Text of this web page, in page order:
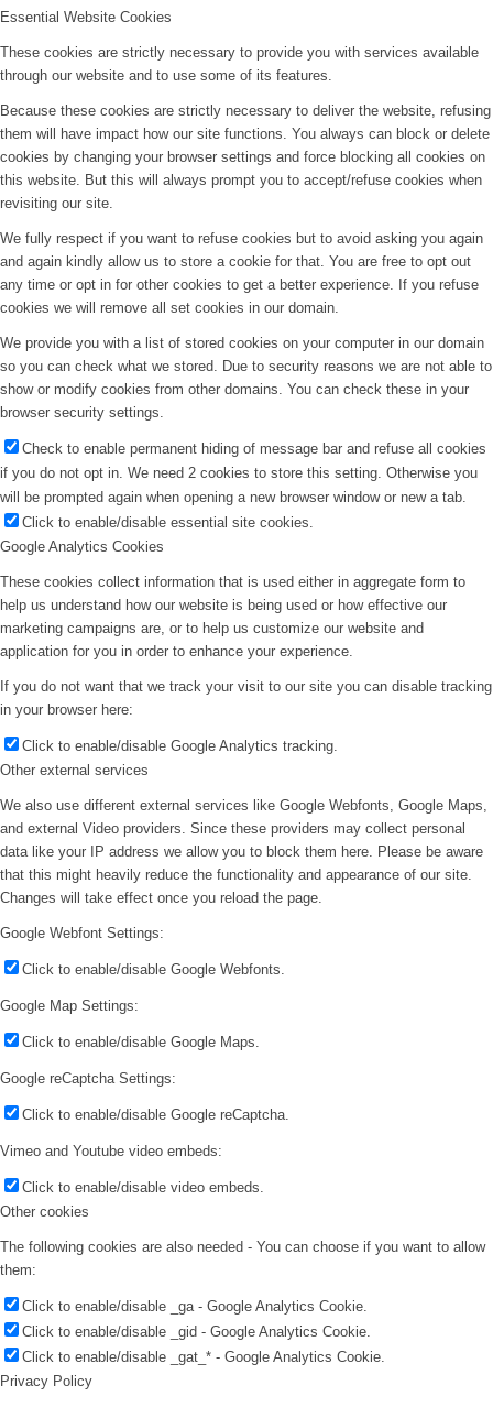
Essential Website Cookies
These cookies are strictly necessary to provide you with services available
through our website and to use some of its features.
Because these cookies are strictly necessary to deliver the website, refusing
them will have impact how our site functions. You always can block or delete
cookies by changing your browser settings and force blocking all cookies on
this website. But this will always prompt you to accept/refuse cookies when
revisiting our site.
We fully respect if you want to refuse cookies but to avoid asking you again
and again kindly allow us to store a cookie for that. You are free to opt out
any time or opt in for other cookies to get a better experience. If you refuse
cookies we will remove all set cookies in our domain.
We provide you with a list of stored cookies on your computer in our domain
so you can check what we stored. Due to security reasons we are not able to
show or modify cookies from other domains. You can check these in your
browser security settings.
Check to enable permanent hiding of message bar and refuse all cookies
if you do not opt in. We need 2 cookies to store this setting. Otherwise you
will be prompted again when opening a new browser window or new a tab.
Click to enable/disable essential site cookies.
Google Analytics Cookies
These cookies collect information that is used either in aggregate form to
help us understand how our website is being used or how effective our
marketing campaigns are, or to help us customize our website and
application for you in order to enhance your experience.
If you do not want that we track your visit to our site you can disable tracking
in your browser here:
Click to enable/disable Google Analytics tracking.
Other external services
We also use different external services like Google Webfonts, Google Maps,
and external Video providers. Since these providers may collect personal
data like your IP address we allow you to block them here. Please be aware
that this might heavily reduce the functionality and appearance of our site.
Changes will take effect once you reload the page.
Google Webfont Settings:
Click to enable/disable Google Webfonts.
Google Map Settings:
Click to enable/disable Google Maps.
Google reCaptcha Settings:
Click to enable/disable Google reCaptcha.
Vimeo and Youtube video embeds:
Click to enable/disable video embeds.
Other cookies
The following cookies are also needed - You can choose if you want to allow
them:
Click to enable/disable _ga - Google Analytics Cookie.
Click to enable/disable _gid - Google Analytics Cookie.
Click to enable/disable _gat_* - Google Analytics Cookie.
Privacy Policy